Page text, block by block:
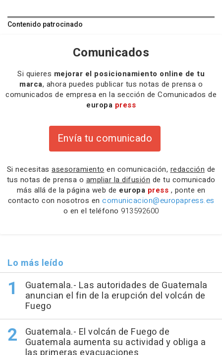
Contenido patrocinado
Comunicados
Si quieres mejorar el posicionamiento online de tu
marca, ahora puedes publicar tus notas de prensa o
comunicados de empresa en la sección de Comunicados de
europa press
Envía tu comunicado
Si necesitas asesoramiento en comunicación, redacción de
tus notas de prensa o ampliar la difusión de tu comunicado
más allá de la página web de europa press , ponte en
contacto con nosotros en comunicacion@europapress.es
o en el teléfono 913592600
Lo más leído
Guatemala.- Las autoridades de Guatemala
anuncian el fin de la erupción del volcán de
Fuego
Guatemala.- El volcán de Fuego de
Guatemala aumenta su actividad y obliga a